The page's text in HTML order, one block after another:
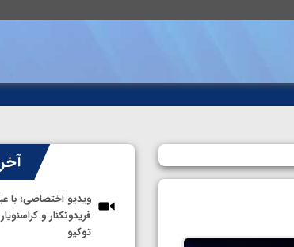
ویدیو اختصاصی؛ با
فریدونکنار و
توکیو